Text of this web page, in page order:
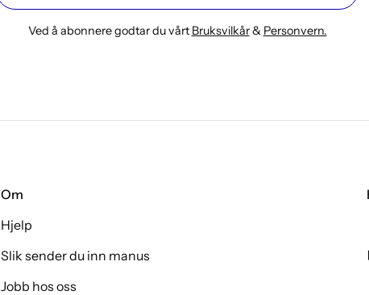
Ved å abonnere godtar du vårt Bruksvilkår& Personvern.
Om
Hjelp
Slik sender du inn manus
Jobb hos oss